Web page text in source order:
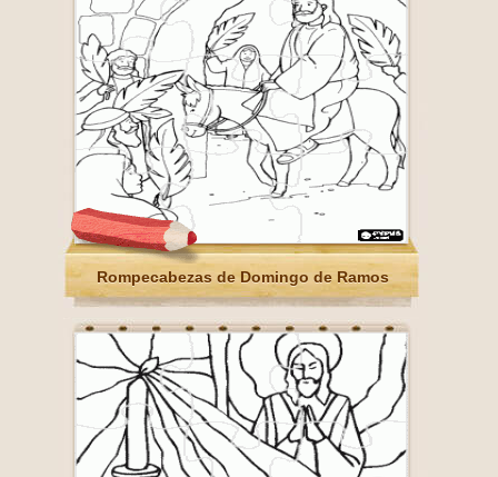
Rompecabezas de Domingo de Ramos